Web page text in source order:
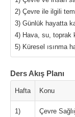
2) Çevre ile ilgili
3) Günlük hayatta
4) Hava, su, toprak
5) Küresel ısınma
Ders Akış Planı
Hafta Konu
1) Çevre